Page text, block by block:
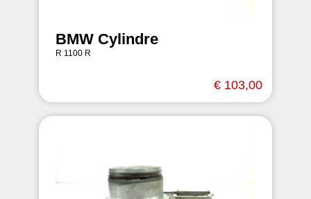
BMW Cylindre
R 1100 R
€ 103,00